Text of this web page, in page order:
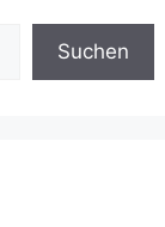
Suchen